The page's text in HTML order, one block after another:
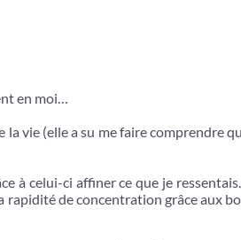
en moi…
la vie (elle a su me faire comprendre
à celui-ci affiner ce que je
rapidité de concentration grâce aux